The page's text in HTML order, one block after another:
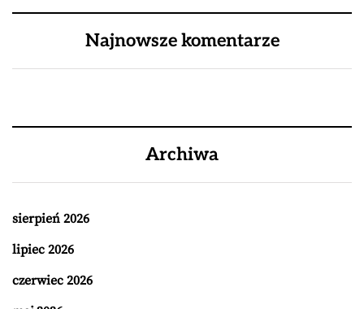
Najnowsze komentarze
Archiwa
sierpień 2026
lipiec 2026
czerwiec 2026